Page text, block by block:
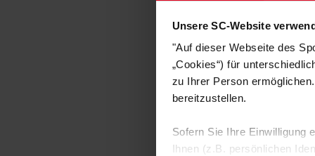
Unsere SC-Website
"Auf dieser Webseite des
„Cookies“) für
zu Ihrer Person
bereitzustellen.
Sofern Sie Ihre Einwilligung
Ihnen (z.B. persönlichen
Futura T-Shirt NIKE